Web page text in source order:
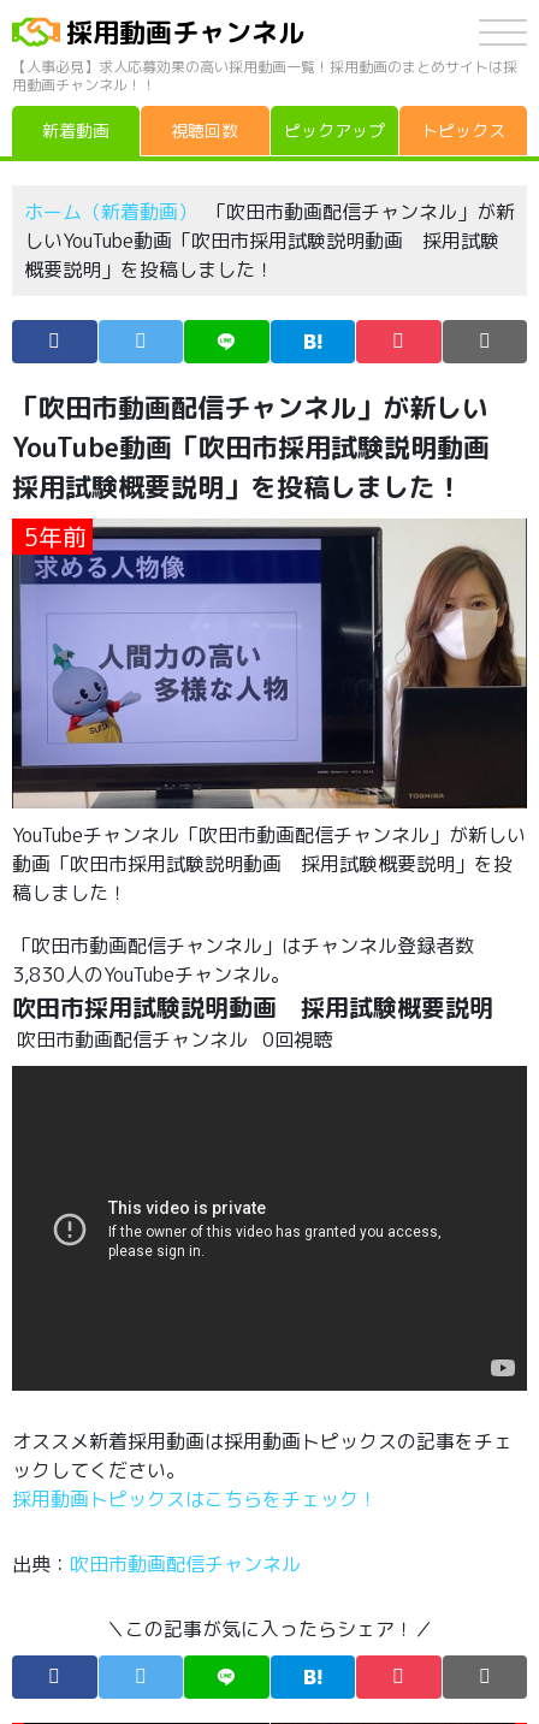
採用動画チャンネル
【人事必見】求人応募効果の高い採用動画一覧！採用動画のまとめサイトは採
用動画チャンネル！！
新着動画 視聴回数 ピックアップ トピックス
ホーム（新着動画）
「吹田市動画配信チャンネル」が新
しいYouTube動画「吹田市採用試験説明動画 採用試験
概要説明」を投稿しました！
「吹田市動画配信チャンネル」が新しい
YouTube動画「吹田市採用試験説明動画
採用試験概要説明」を投稿しました！
5年前
YouTubeチャンネル「吹田市動画配信チャンネル」が新しい
動画「吹田市採用試験説明動画 採用試験概要説明」を投
稿しました！
「吹田市動画配信チャンネル」はチャンネル登録者数
3,830人のYouTubeチャンネル。
吹田市採用試験説明動画 採用試験概要説明
吹田市動画配信チャンネル 0回視聴
オススメ新着採用動画は採用動画トピックスの記事をチェ
ックしてください。
採用動画トピックスはこちらをチェック！
出典： 吹田市動画配信チャンネル
＼この記事が気に入ったらシェア！／